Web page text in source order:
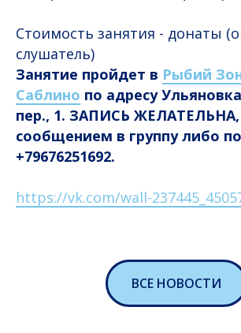
Стоимость занятия - донаты
слушатель)
Занятие пройдет в Рыбий
Саблино по адресу
пер., 1. ЗАПИСЬ ЖЕЛАТЕЛЬНА,
сообщением в группу либо
+79676251692.
https://vk.com/wall-
ВСЕ НОВОСТИ